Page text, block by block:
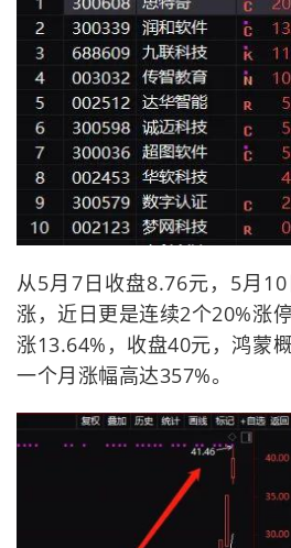
从5月7日收盘8.76元，5月
涨，近日更是连续2个20%涨
涨13.64%，收盘40元，鸿蒙
一个月涨幅高达357%。